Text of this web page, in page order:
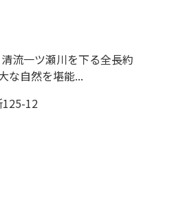
流一ツ瀬川を下る全長約
な自然を堪能...
12